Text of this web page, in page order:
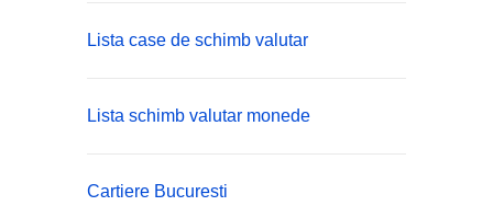
Lista case de schimb valutar
Lista schimb valutar monede
Cartiere Bucuresti